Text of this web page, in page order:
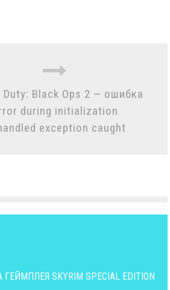
Black Ops 2 — ошибка
during initialization
exception caught
SKYRIM SPECIAL EDITION